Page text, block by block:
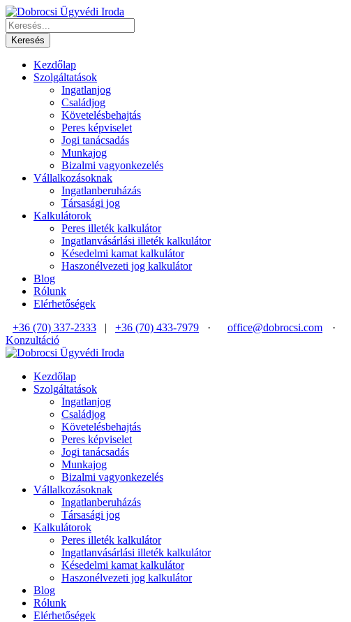
Kezdőlap
Szolgáltatások
Ingatlanjog
Családjog
Követelésbehajtás
Peres képviselet
Jogi tanácsadás
Munkajog
Bizalmi vagyonkezelés
Vállalkozásoknak
Ingatlanberuházás
Társasági jog
Kalkulátorok
Peres illeték kalkulátor
Ingatlanvásárlási illeték kalkulátor
Késedelmi kamat kalkulátor
Haszonélvezeti jog kalkulátor
Blog
Rólunk
Elérhetőségek
+36 (70) 337-2333
| +36 (70) 433-7979 · office@dobrocsi.com ·
Konzultáció
Kezdőlap
Szolgáltatások
Ingatlanjog
Családjog
Követelésbehajtás
Peres képviselet
Jogi tanácsadás
Munkajog
Bizalmi vagyonkezelés
Vállalkozásoknak
Ingatlanberuházás
Társasági jog
Kalkulátorok
Peres illeték kalkulátor
Ingatlanvásárlási illeték kalkulátor
Késedelmi kamat kalkulátor
Haszonélvezeti jog kalkulátor
Blog
Rólunk
Elérhetőségek